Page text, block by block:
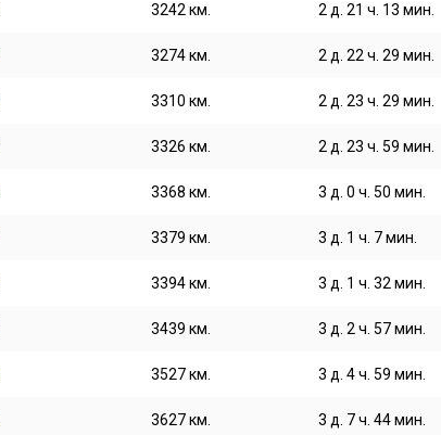
3242 км. 2 д. 21 ч. 13 мин.
3274 км. 2 д. 22 ч. 29 мин.
3310 км. 2 д. 23 ч. 29 мин.
3326 км. 2 д. 23 ч. 59 мин.
3368 км. 3 д. 0 ч. 50 мин.
3379 км. 3 д. 1 ч. 7 мин.
3394 км. 3 д. 1 ч. 32 мин.
3439 км. 3 д. 2 ч. 57 мин.
3527 км. 3 д. 4 ч. 59 мин.
3627 км. 3 д. 7 ч. 44 мин.